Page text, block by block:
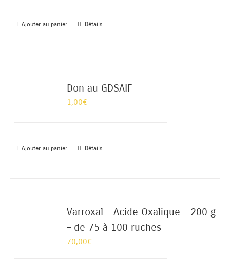
Ajouter au panier Détails
Don au GDSAIF
1,00€
Ajouter au panier Détails
Varroxal – Acide Oxalique – 200 g
– de 75 à 100 ruches
70,00€